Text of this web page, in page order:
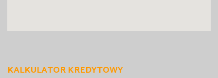
KALKULATOR KREDYTOWY